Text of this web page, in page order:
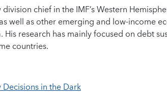
chief in the IMF’s Western
well as other emerging and low-income
His research has mainly focused on debt
countries.
in the Dark